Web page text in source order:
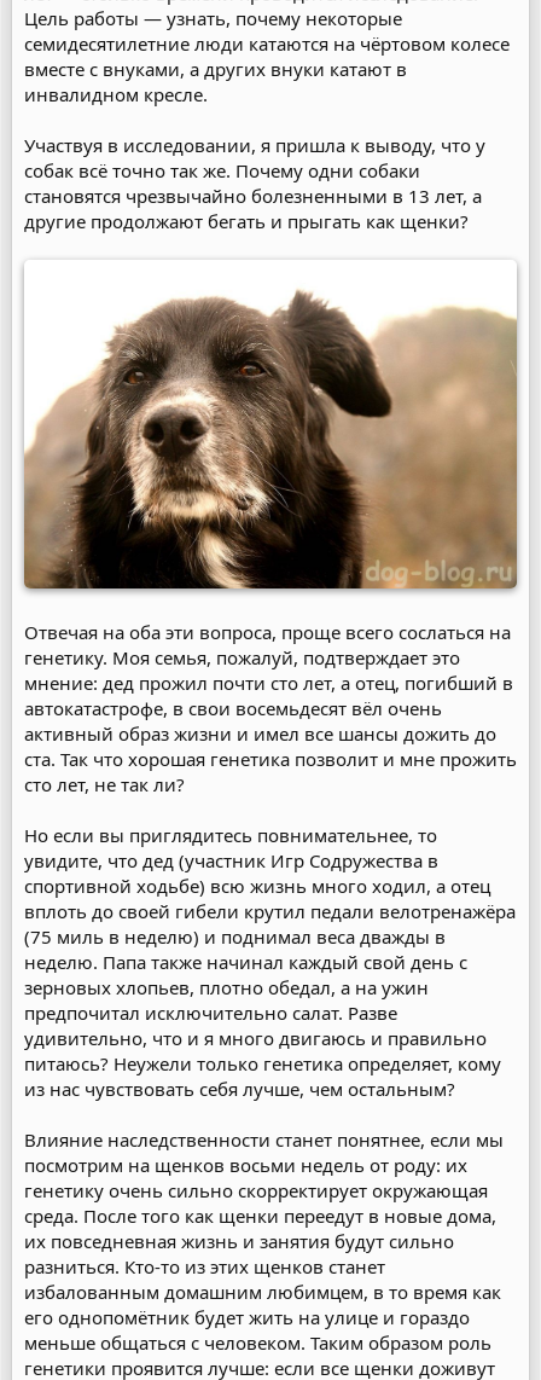
Цель работы — узнать, почему некоторые
семидесятилетние люди катаются на чёртовом колесе
вместе с внуками, а других внуки катают в
инвалидном кресле.
Участвуя в исследовании, я пришла к выводу, что у
собак всё точно так же. Почему одни собаки
становятся чрезвычайно болезненными в 13 лет, а
другие продолжают бегать и прыгать как щенки?
Отвечая на оба эти вопроса, проще всего сослаться на
генетику. Моя семья, пожалуй, подтверждает это
мнение: дед прожил почти сто лет, а отец, погибший в
автокатастрофе, в свои восемьдесят вёл очень
активный образ жизни и имел все шансы дожить до
ста. Так что хорошая генетика позволит и мне прожить
сто лет, не так ли?
Но если вы приглядитесь повнимательнее, то
увидите, что дед (участник Игр Содружества в
спортивной ходьбе) всю жизнь много ходил, а отец
вплоть до своей гибели крутил педали велотренажёра
(75 миль в неделю) и поднимал веса дважды в
неделю. Папа также начинал каждый свой день с
зерновых хлопьев, плотно обедал, а на ужин
предпочитал исключительно салат. Разве
удивительно, что и я много двигаюсь и правильно
питаюсь? Неужели только генетика определяет, кому
из нас чувствовать себя лучше, чем остальным?
Влияние наследственности станет понятнее, если мы
посмотрим на щенков восьми недель от роду: их
генетику очень сильно скорректирует окружающая
среда. После того как щенки переедут в новые дома,
их повседневная жизнь и занятия будут сильно
разниться. Кто-то из этих щенков станет
избалованным домашним любимцем, в то время как
его однопомётник будет жить на улице и гораздо
меньше общаться с человеком. Таким образом роль
генетики проявится лучше: если все щенки доживут